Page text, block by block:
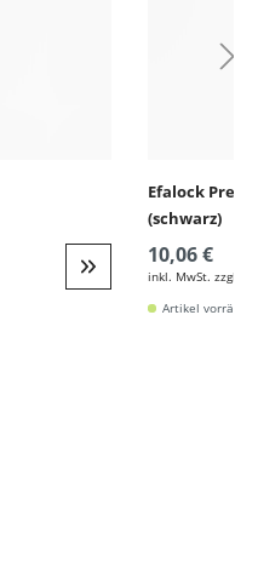
Weiter zur Detail
Efalock
(schwarz)
10,06 €
inkl. MwSt. zzgl.
Artikel vorrätig